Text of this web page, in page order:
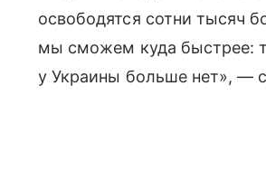
освободятся сотни тысяч
мы сможем куда быстрее:
у Украины больше нет», —